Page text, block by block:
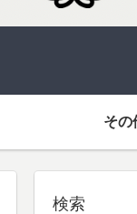
その
検索